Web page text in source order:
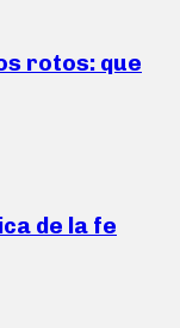
rotos: que
de la fe